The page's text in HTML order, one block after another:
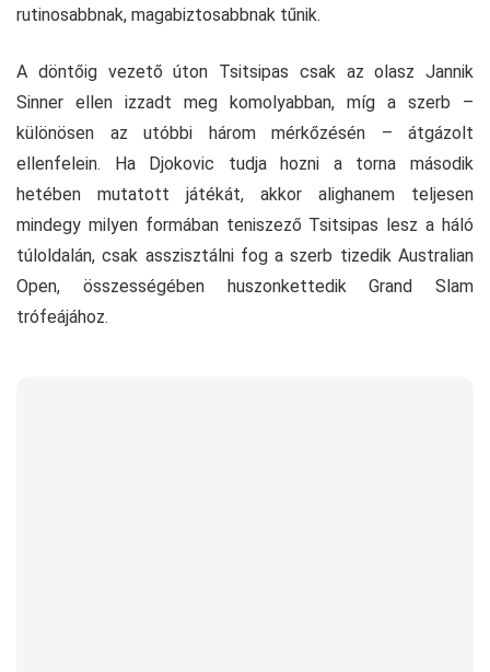
rutinosabbnak, magabiztosabbnak tűnik.
A döntőig vezető úton Tsitsipas csak az olasz Jannik
Sinner ellen izzadt meg komolyabban, míg a szerb –
különösen az utóbbi három mérkőzésén – átgázolt
ellenfelein. Ha Djokovic tudja hozni a torna második
hetében mutatott játékát, akkor alighanem teljesen
mindegy milyen formában teniszező Tsitsipas lesz a háló
túloldalán, csak asszisztálni fog a szerb tizedik Australian
Open, összességében huszonkettedik Grand Slam
trófeájához.